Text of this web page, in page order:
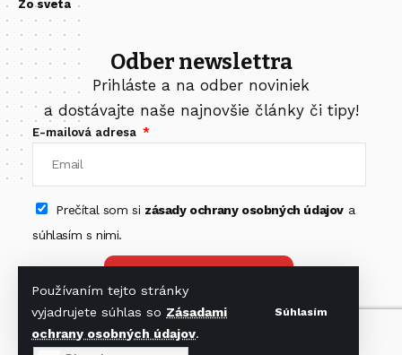
Používaním tejto stránky
vyjadrujete súhlas so Zásadami
ochrany osobných údajov.
Súhlasím
Zo sveta
Odber newslettra
Prihláste a na odber noviniek
a dostávajte naše najnovšie články či tipy!
E-mailová adresa
Prečítal som si zásady ochrany osobných údajova
súhlasím s nimi.